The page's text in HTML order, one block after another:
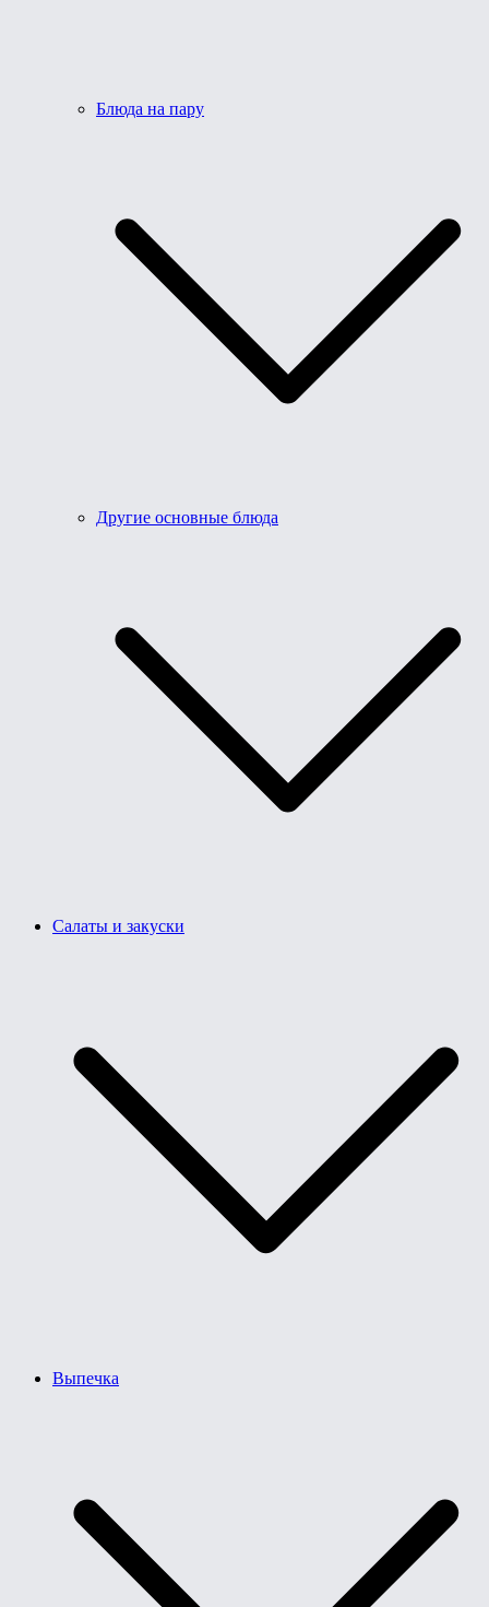
Блюда на пару
Другие основные блюда
Салаты и закуски
Выпечка